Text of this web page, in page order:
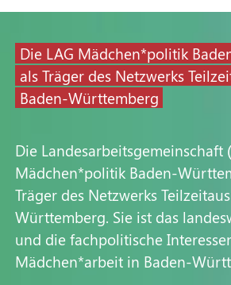
Die LAG Mädchen*politik
als Träger des Netzwerks
Baden-Württemberg
Die Landesarbeitsgemeinschaft
Mädchen*politik Baden-
Träger des Netzwerks
Württemberg. Sie ist das
und die fachpolitische
Mädchen*arbeit in Baden-